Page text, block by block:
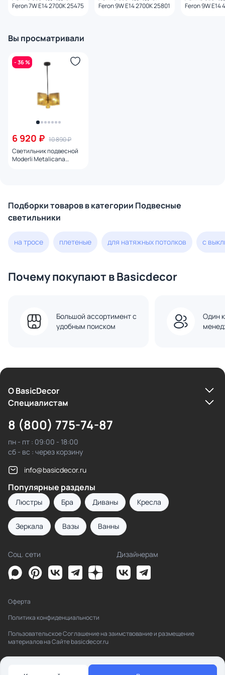
Feron 7W E14 2700K 25475
Feron 9W E14 2700K 25801
Feron 9W E14
Вы просматривали
- 36 %
6 920 ₽ 10 890 ₽
Светильник подвесной
Moderli Metalicana
Подборки товаров в категории Подвесные
светильники
на тросе плетеные для натяжных потолков с
Почему покупают в Basicdecor
Большой ассортимент с
удобным поиском
Один
О BasicDecor
Cпециалистам
8 (800) 775-74-87
пн - пт : 09:00 - 18:00
сб - вс : через корзину
info@basicdecor.ru
Популярные разделы
Люстры Бра Диваны Кресла
Зеркала Вазы Ванны
Соц. сети Дизайнерам
Оферта
Политика конфиденциальности
Пользовательское Соглашение на заимствование и размещение
материалов на Сайте basicdecor.ru